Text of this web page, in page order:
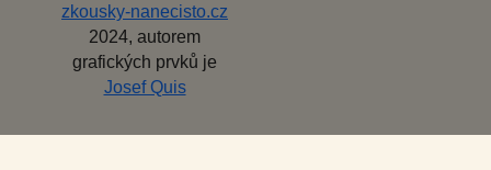
zkousky-nanecisto.cz
2024, autorem
grafických prvků je
Josef Quis